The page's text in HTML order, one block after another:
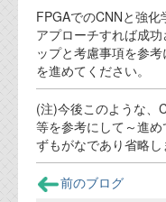
FPGAでのCNNと強
アプローチすれば成
ップと考慮事項を参
を進めてください。
(注)今後このような、
等を参考にして～進
ずもがなであり省略し
前のブログ